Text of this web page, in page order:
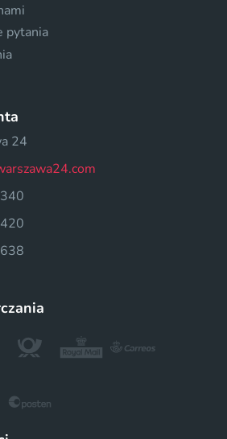
pytania
24